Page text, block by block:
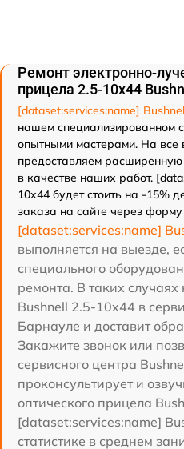
Ремонт электронно-
прицела 2.5-10x44
[dataset:services:name]
нашем специализированном
опытными мастерами. На все
предоставляем
в качестве наших работ.
10x44 будет стоить на -15%
заказа на сайте через
[dataset:services:name]
выполняется на выезде,
специального
ремонта. В таких
Bushnell 2.5-10x44 в
Барнауле и доставит
Закажите звонок или
сервисного центра
проконсультирует и
оптического прицела
[dataset:services:name]
статистике в среднем